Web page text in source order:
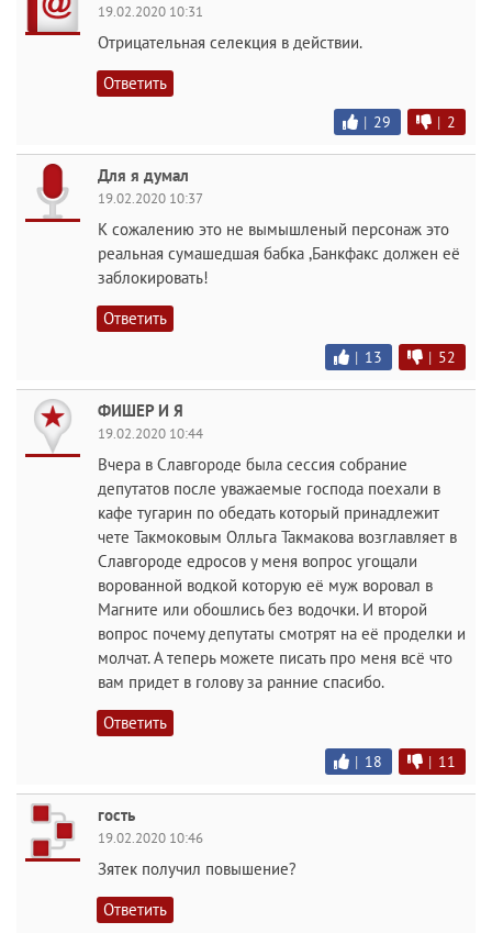
19.02.2020 10:31
Отрицательная селекция в действии.
Ответить
| 29 | 2
Для я думал
19.02.2020 10:37
К сожалению это не вымышленый персонаж это
реальная сумашедшая бабка ,Банкфакс должен её
заблокировать!
Ответить
| 13 | 52
ФИШЕР И Я
19.02.2020 10:44
Вчера в Славгороде была сессия собрание
депутатов после уважаемые господа поехали в
кафе тугарин по обедать который принадлежит
чете Такмоковым Олльга Такмакова возглавляет в
Славгороде едросов у меня вопрос угощали
ворованной водкой которую её муж воровал в
Магните или обошлись без водочки. И второй
вопрос почему депутаты смотрят на её проделки и
молчат. А теперь можете писать про меня всё что
вам придет в голову за ранние спасибо.
Ответить
| 18 | 11
гость
19.02.2020 10:46
Зятек получил повышение?
Ответить